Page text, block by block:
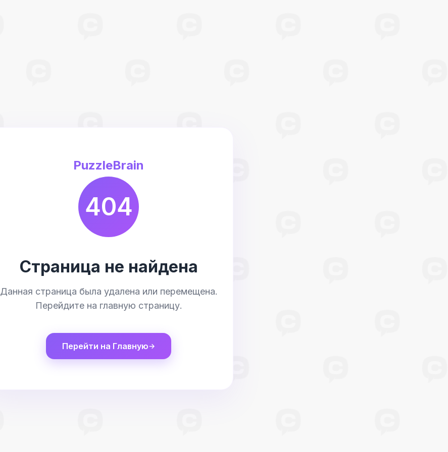
PuzzleBrain
404
Страница не найдена
Данная страница была удалена или перемещена.
Перейдите на главную страницу.
Перейти на Главную→